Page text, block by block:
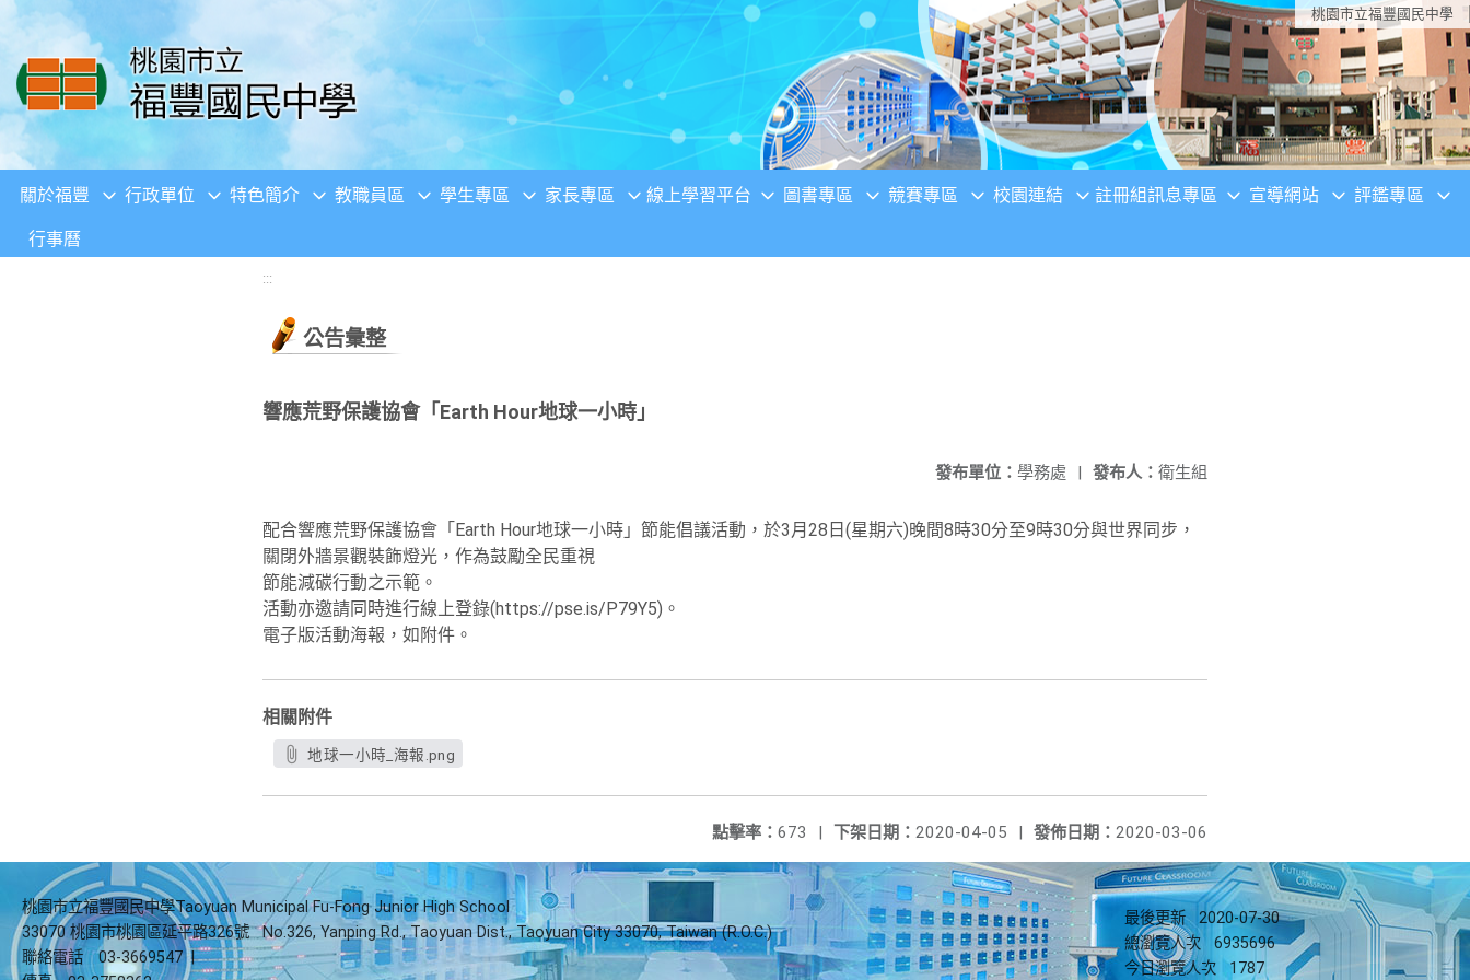
移至網頁之主要內容區位置 桃園市立福豐國民中學
關於福豐 行政單位 特色簡介 教職員區 學生專區 家長專區 線上學習平台 圖書專區 競賽專區 校園連結 註冊組訊息專區 宣導網站 評鑑專區
行事曆
:::
公告彙整
響應荒野保護協會「Earth Hour地球一小時」
發布人： 衛生組
發布單位： 學務處 |
配合響應荒野保護協會「Earth Hour地球一小時」 節能倡議活動，於3月28日(星期六)晚間8時30分至9時30分與世界同步，
關閉外牆景觀裝飾燈光，作為鼓勵全民重視
節能減碳行動之示範。
活動亦邀請同時進行線上登錄(https://pse.is/P79Y5)。
電子版活動海報，如附件 。
相關附件
地球一小時_海報.png
發佈日期： 2020-03-06
下架日期： 2020-04-05 |
點擊率： 673 |
桃園市立福豐國民中學Taoyuan Municipal Fu-Fong Junior High School
33070 桃園市桃園區延平路326號
No.326, Yanping Rd., Taoyuan Dist., Taoyuan City 33070, Taiwan (R.O.C.)
聯絡電話
03-3669547 |
最後更新
2020-07-30
總瀏覽人次
6935696
今日瀏覽人次
1787